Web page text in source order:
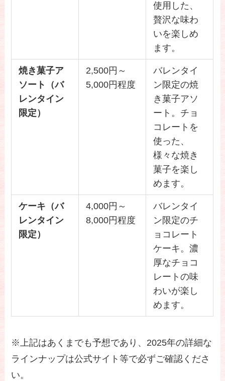
使用した、
贅沢な味わ
いを楽しめ
ます。
焼き菓子ア
ソート（バ
レンタイン
限定）
2,500円～
5,000円程度
バレンタイ
ン限定の焼
き菓子アソ
ート。チョ
コレートを
使った、
様々な焼き
菓子を楽し
めます。
ケーキ（バ
レンタイン
限定）
4,000円～
8,000円程度
バレンタイ
ン限定のチ
ョコレート
ケーキ。濃
厚なチョコ
レートの味
わいが楽し
めます。
※上記はあくまでも予想であり、2025年の詳細な
ラインナップは公式サイト等で必ずご確認くださ
い。